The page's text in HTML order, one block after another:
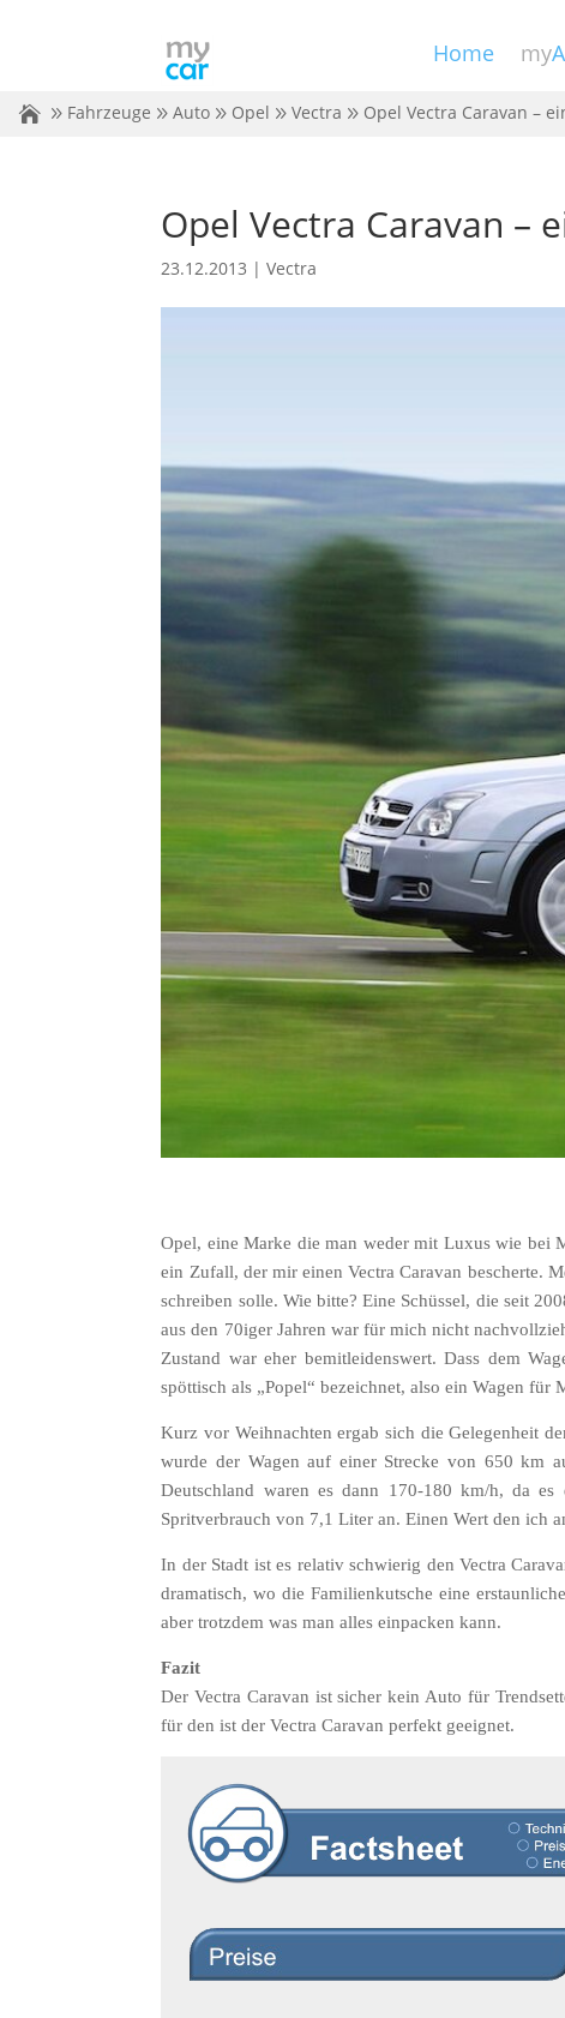
Home my
Fahrzeuge Auto Opel Vectra Opel Vectra Caravan –
Opel Vectra Caravan –
23.12.2013 |Vectra
Opel, eine Marke die man weder mit Luxus wie bei
ein Zufall, der mir einen Vectra Caravan bescherte.
schreiben solle. Wie bitte? Eine Schüssel, die seit
aus den 70iger Jahren war für mich nicht
Zustand war eher bemitleidenswert. Dass dem
spöttisch als „Popel“ bezeichnet, also ein Wagen
Kurz vor Weihnachten ergab sich die Gelegenheit
wurde der Wagen auf einer Strecke von 650 km
Deutschland waren es dann 170-180 km/h, da
Spritverbrauch von 7,1 Liter an. Einen Wert den ich
In der Stadt ist es relativ schwierig den Vectra
dramatisch, wo die Familienkutsche eine
aber trotzdem was man alles einpacken kann.
Fazit
Der Vectra Caravan ist sicher kein Auto für
für den ist der Vectra Caravan perfekt geeignet.